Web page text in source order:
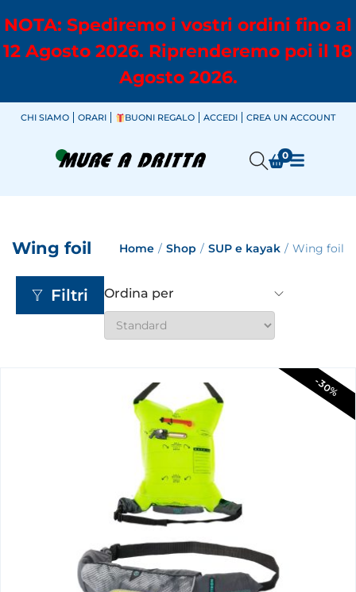
NOTA: Spediremo i vostri ordini fino al
12 Agosto 2026. Riprenderemo poi il 18
Agosto 2026.
CHI SIAMO ORARI BUONI REGALO ACCEDI CREA UN ACCOUNT
0
Wing foil Home / Shop / SUP e kayak / Wing foil
Filtri Ordina per
-30%